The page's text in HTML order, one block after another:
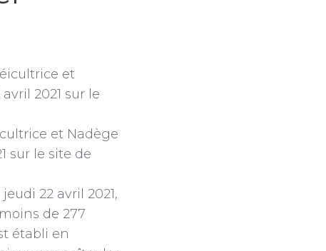
et Nadège
sur le site de
22 avril 2021,
de 277
établi en